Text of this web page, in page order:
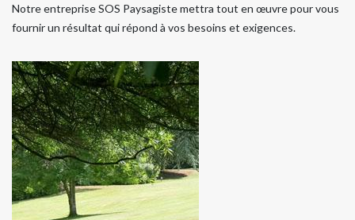
Notre entreprise SOS Paysagiste mettra tout en œuvre pour vous
fournir un résultat qui répond à vos besoins et exigences.